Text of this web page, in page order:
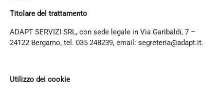
Titolare del trattamento
ADAPT SERVIZI SRL, con sede legale in Via Garibaldi, 7 –
24122 Bergamo, tel. 035 248239, email: segreteria@adapt.it.
Utilizzo dei cookie